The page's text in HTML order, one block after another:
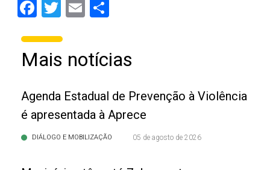
Facebook
Twitter
Email
Mais notícias
Agenda Estadual de Prevenção à Violência
é apresentada à Aprece
DIÁLOGO E MOBILIZAÇÃO 05 de agosto de 2026